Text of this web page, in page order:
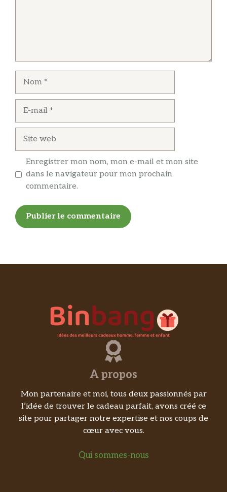
Enregistrer mon nom, mon e-mail et mon site
dans le navigateur pour mon prochain
commentaire.
A propos
Mon partenaire et moi, tous deux passionnés par
l’idée de trouver le cadeau parfait, avons créé ce
site pour partager notre expertise et nos coups de
cœur avec vous.
Qui sommes-nous